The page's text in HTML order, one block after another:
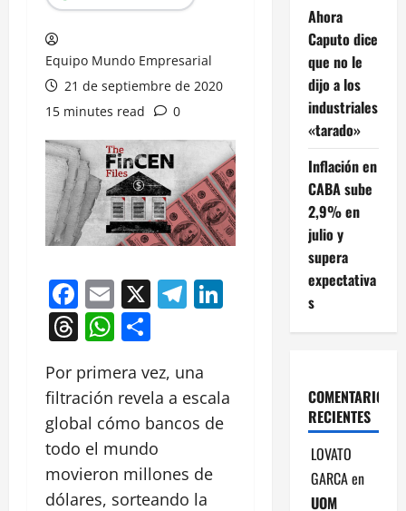
Equipo Mundo Empresarial
21 de septiembre de 2020
15 minutes read
0
Facebook
Email
X Telegram
LinkedIn
Threads
WhatsApp
Por primera vez, una
filtración revela a escala
global cómo bancos de
todo el mundo
movieron millones de
dólares, sorteando la
Ahora
Caputo dice
que no le
dijo a los
industriales
«tarado»
Inflación en
CABA sube
2,9% en
julio y
supera
expectativa
s
COMENTARIOS
RECIENTES
LOVATO
GARCAen
UOM